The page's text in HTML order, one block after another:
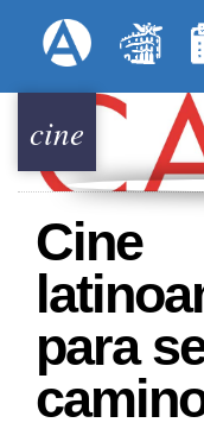
Menú
cine
Cine
para